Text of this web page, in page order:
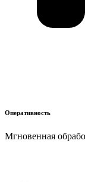
Оперативность
Мгновенная